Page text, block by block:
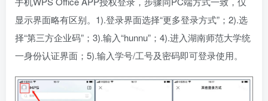
显示界面略有区别。1).登录界面选择“更多登录方式”；2).选
择“第三方企业码”；3).输入“hunnu”；4).进入湖南师范大学统
一身份认证界面；5).输入学号/工号及密码即可登录使用。